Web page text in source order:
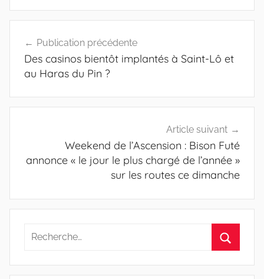
de
l’article
Publication précédente
Des casinos bientôt implantés à Saint-Lô et
au Haras du Pin ?
Article suivant
Weekend de l’Ascension : Bison Futé
annonce « le jour le plus chargé de l’année »
sur les routes ce dimanche
Recherche
: